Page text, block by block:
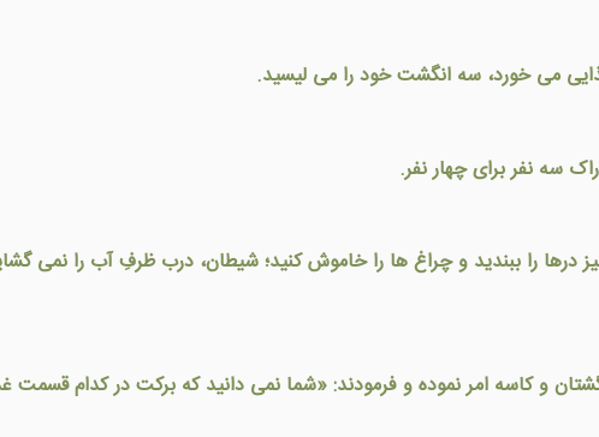
می خورد، سه انگشت خود را می ليسيد.
سه نفر برای چهار نفر.
درها را ببنديد و چراغ ها را خاموش کنيد؛ شيطان، درب ظرفِ آب را نمی
و کاسه امر نموده و فرمودند: «شما نمی دانيد که برکت در کدام